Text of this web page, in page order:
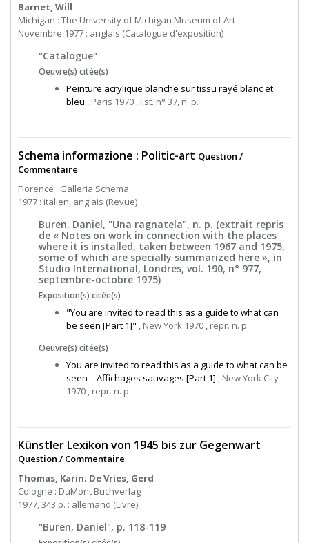
Barnet, Will
Michigan : The University of Michigan Museum of Art
Novembre 1977 : anglais (Catalogue d'exposition)
"Catalogue"
Oeuvre(s) citée(s)
Peinture acrylique blanche sur tissu rayé blanc et
bleu , Paris 1970 , list. n° 37, n. p.
Schema informazione : Politic-art Question /
Commentaire
Florence : Galleria Schema
1977 : italien, anglais (Revue)
Buren, Daniel, "Una ragnatela", n. p. (extrait repris
de « Notes on work in connection with the places
where it is installed, taken between 1967 and 1975,
some of which are specially summarized here », in
Studio International, Londres, vol. 190, n° 977,
septembre-octobre 1975)
Exposition(s) citée(s)
"You are invited to read this as a guide to what can
be seen [Part 1]" , New York 1970 , repr. n. p.
Oeuvre(s) citée(s)
You are invited to read this as a guide to what can be
seen – Affichages sauvages [Part 1] , New York City
1970 , repr. n. p.
Künstler Lexikon von 1945 bis zur Gegenwart
Question / Commentaire
Thomas, Karin; De Vries, Gerd
Cologne : DuMont Buchverlag
1977, 343 p. : allemand (Livre)
"Buren, Daniel", p. 118-119